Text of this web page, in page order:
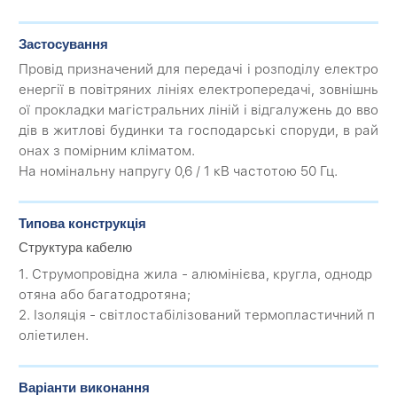
Застосування
Провід призначений для передачі і розподілу електро
енергії в повітряних лініях електропередачі, зовнішнь
ої прокладки магістральних ліній і відгалужень до вво
дів в житлові будинки та господарські споруди, в рай
онах з помірним кліматом.
На номінальну напругу 0,6 / 1 кВ частотою 50 Гц.
Типова конструкція
Структура кабелю
1. Струмопровідна жила - алюмінієва, кругла, однодр
отяна або багатодротяна;
2. Ізоляція - світлостабілізований термопластичний п
оліетилен.
Варіанти виконання